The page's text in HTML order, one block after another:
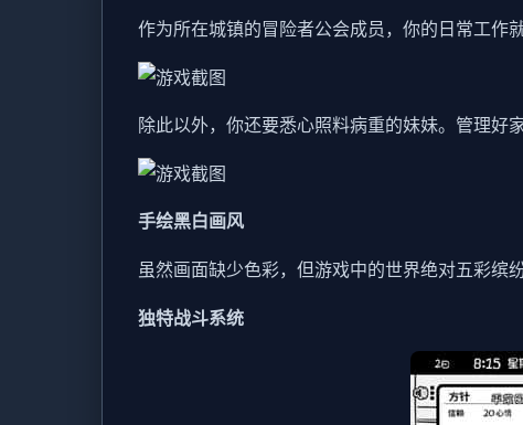
作为所在城镇的冒险者公会成员，你的日常工作
除此以外，你还要悉心照料病重的妹妹。管理好
手绘黑白画风
虽然画面缺少色彩，但游戏中的世界绝对五彩缤
独特战斗系统